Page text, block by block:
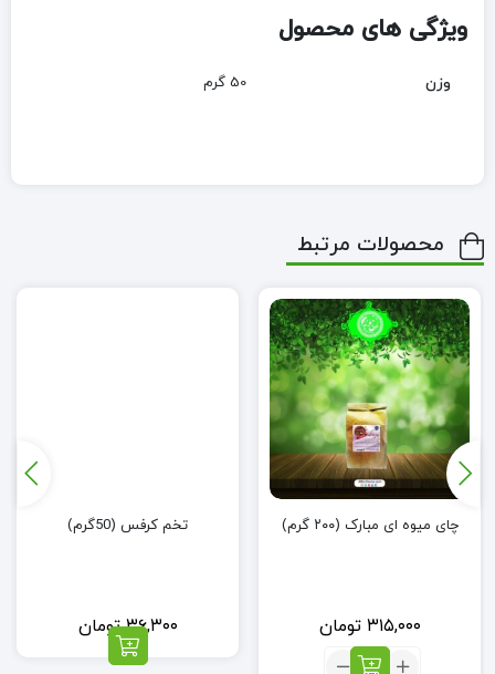
ویژگی های محصول
وزن 50 گرم
محصولات مرتبط
چای میوه ای مبارک (۲۰۰ گرم)
۳۱۵,۰۰۰ تومان
تعداد:
تخم کرفس (50گرم)
۳۶,۳۰۰ تومان